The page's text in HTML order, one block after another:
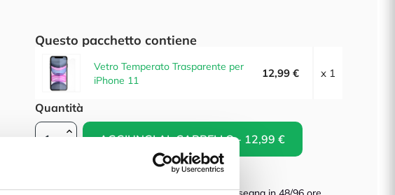
Questo pacchetto contiene
Vetro Temperato Trasparente per
iPhone 11
12,99 € x 1
Quantità
AGGIUNGI AL CARRELLO - 12,99 €
Spedizione gratuita in